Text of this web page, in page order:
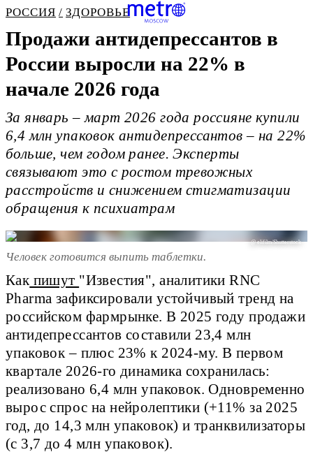
РОССИЯ ЗДОРОВЬЕ
Продажи антидепрессантов в
России выросли на 22% в
начале 2026 года
За январь – март 2026 года россияне купили
6,4 млн упаковок антидепрессантов – на 22%
больше, чем годом ранее. Эксперты
связывают это с ростом тревожных
расстройств и снижением стигматизации
обращения к психиатрам
@ elifilm/Shutterstock
Человек готовится выпить таблетки.
Как пишут "Известия", аналитики RNC
Pharma зафиксировали устойчивый тренд на
российском фармрынке. В 2025 году продажи
антидепрессантов составили 23,4 млн
упаковок – плюс 23% к 2024-му. В первом
квартале 2026-го динамика сохранилась:
реализовано 6,4 млн упаковок. Одновременно
вырос спрос на нейролептики (+11% за 2025
год, до 14,3 млн упаковок) и транквилизаторы
(с 3,7 до 4 млн упаковок).